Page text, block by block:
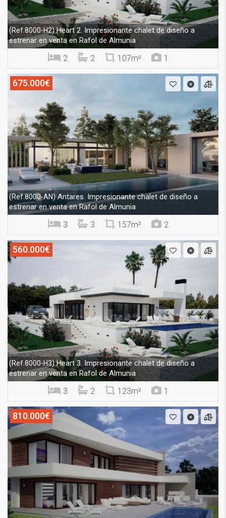
(Ref.8000-H2)Heart 2. Impresionante chalet de diseño a
estrenar en venta en Rafol de Almunia
2 2 107m² 1
675.000€
(Ref.8000-AN)Antares. Impresionante chalet de diseño a
estrenar en venta en Rafol de Almunia
3 3 157m² 2
560.000€
(Ref.8000-H3)Heart 3. Impresionante chalet de diseño a
estrenar en venta en Rafol de Almunia
3 2 123m² 1
810.000€